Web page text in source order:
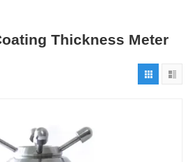
Thickness Meter